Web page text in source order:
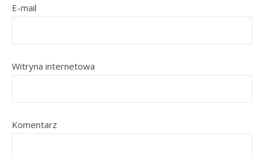
E-mail
Witryna internetowa
Komentarz